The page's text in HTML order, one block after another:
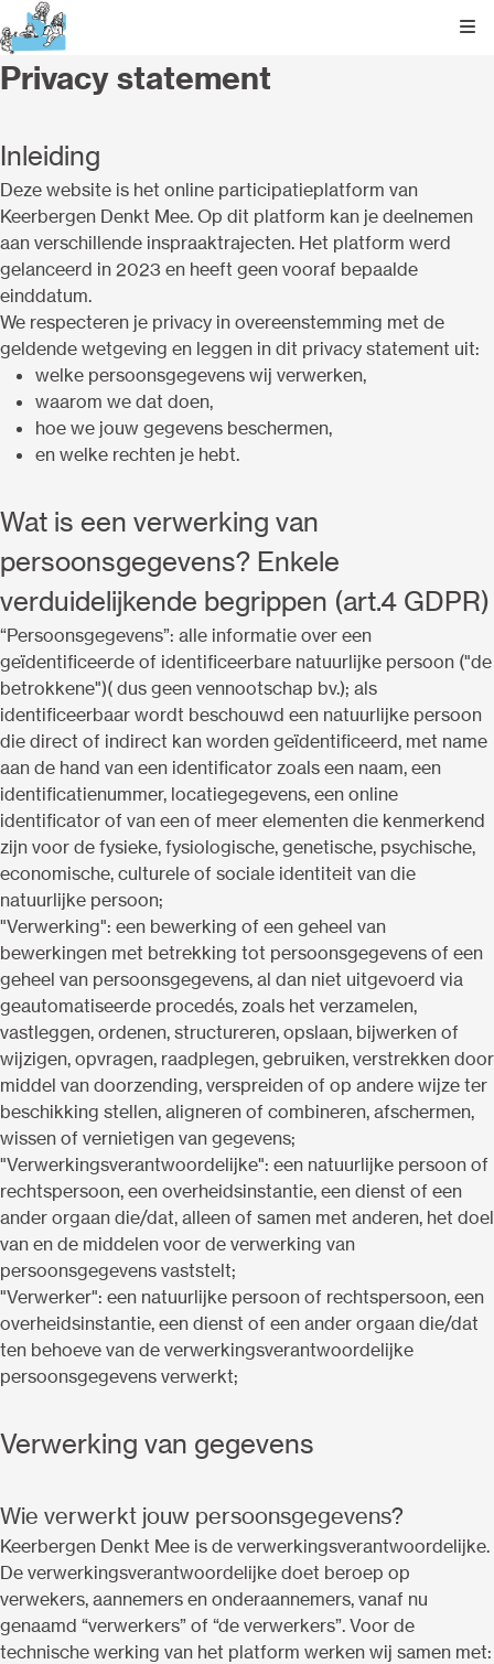
Privacy statement
Inleiding
Deze website is het online participatieplatform van
Keerbergen Denkt Mee. Op dit platform kan je deelnemen
aan verschillende inspraaktrajecten. Het platform werd
gelanceerd in 2023 en heeft geen vooraf bepaalde
einddatum.
We respecteren je privacy in overeenstemming met de
geldende wetgeving en leggen in dit privacy statement uit:
welke persoonsgegevens wij verwerken,
waarom we dat doen,
hoe we jouw gegevens beschermen,
en welke rechten je hebt.
Wat is een verwerking van
persoonsgegevens? Enkele
verduidelijkende begrippen (art.4 GDPR)
“Persoonsgegevens”: alle informatie over een
geïdentificeerde of identificeerbare natuurlijke persoon ("de
betrokkene")( dus geen vennootschap bv.); als
identificeerbaar wordt beschouwd een natuurlijke persoon
die direct of indirect kan worden geïdentificeerd, met name
aan de hand van een identificator zoals een naam, een
identificatienummer, locatiegegevens, een online
identificator of van een of meer elementen die kenmerkend
zijn voor de fysieke, fysiologische, genetische, psychische,
economische, culturele of sociale identiteit van die
natuurlijke persoon;
"Verwerking": een bewerking of een geheel van
bewerkingen met betrekking tot persoonsgegevens of een
geheel van persoonsgegevens, al dan niet uitgevoerd via
geautomatiseerde procedés, zoals het verzamelen,
vastleggen, ordenen, structureren, opslaan, bijwerken of
wijzigen, opvragen, raadplegen, gebruiken, verstrekken door
middel van doorzending, verspreiden of op andere wijze ter
beschikking stellen, aligneren of combineren, afschermen,
wissen of vernietigen van gegevens;
"Verwerkingsverantwoordelijke": een natuurlijke persoon of
rechtspersoon, een overheidsinstantie, een dienst of een
ander orgaan die/dat, alleen of samen met anderen, het doel
van en de middelen voor de verwerking van
persoonsgegevens vaststelt;
"Verwerker": een natuurlijke persoon of rechtspersoon, een
overheidsinstantie, een dienst of een ander orgaan die/dat
ten behoeve van de verwerkingsverantwoordelijke
persoonsgegevens verwerkt;
Verwerking van gegevens
Wie verwerkt jouw persoonsgegevens?
Keerbergen Denkt Mee is de verwerkingsverantwoordelijke.
De verwerkingsverantwoordelijke doet beroep op
verwekers, aannemers en onderaannemers, vanaf nu
genaamd “verwerkers” of “de verwerkers”. Voor de
technische werking van het platform werken wij samen met: